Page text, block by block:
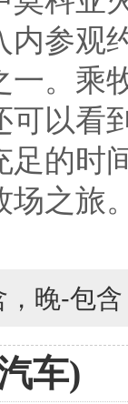
内参
一。乘
以看
足的时
场之旅
，晚-包
车)